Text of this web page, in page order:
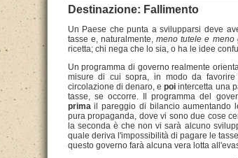
Destinazione: Fallimento
Un Paese che punta a svilupparsi deve
tasse e, naturalmente, meno tutele e meno
ricetta; chi nega che lo sia, o ha le idee
Un programma di governo realmente
misure di cui sopra, in modo da
circolazione di denaro, epoi intercetta una
tasse, se occorre. Il programma del
primail pareggio di bilancio aumentando
pura propaganda, dove vi sono due cose
la seconda è che non vi sarà alcuno
quale deriva l'impossibilità di pagare le
questo governo farà alcuna vera lotta